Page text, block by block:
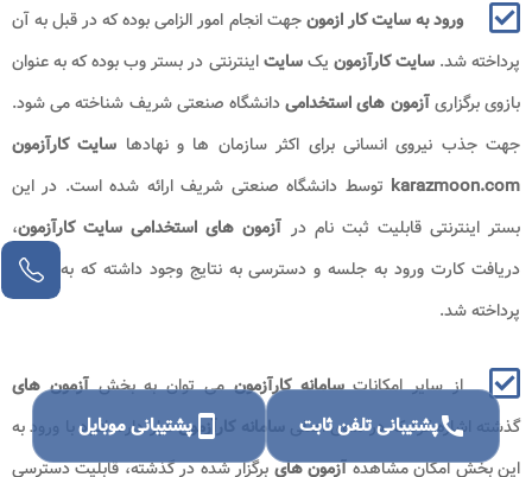
ورود به سایت کار ازمونجهت انجام امور الزامی بوده که در قبل به آن
پرداخته شد. سایت کارآزمون یکسایتاینترنتی در بستر وب بوده که به عنوان
بازوی برگزاریآزمون های استخدامیدانشگاه صنعتی شریف شناخته می شود.
جهت جذب نیروی انسانی برای اکثر سازمان ها و نهادها سایت کارآزمون
karazmoon.com توسط دانشگاه صنعتی شریف ارائه شده است. در این
بستر اینترنتی قابلیت ثبت نام در آزمون های استخدامی سایت کارآزمون،
دریافت کارت ورود به جلسه و دسترسی به نتایج وجود داشته که به آن ها
پرداخته شد.
از سایر امکاناتسامانه کارآزمونمی توان به بخشآزمون های
گذشته اشاره کرد که در منوی اصلی
سامانه کارآزمونقرار دارد. افراد با ورود به
این بخش امکان مشاهدهآزمون های برگزار شده در گذشته، قابلیت دسترسی
callپشتیبانی تلفن ثابت smartphoneپشتیبانی موبایل